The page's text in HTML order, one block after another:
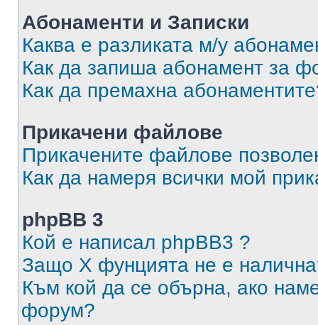
Абонаменти и Записки
Каква е разликата м/у
Как да запиша абонамент за
Как да премахна
Прикачени файлове
Прикачените файлове
Как да намеря всички мой
phpBB 3
Кой е написал phpBB3 ?
Защо X фунцията не е
Към кой да се обърна, ако
форум?